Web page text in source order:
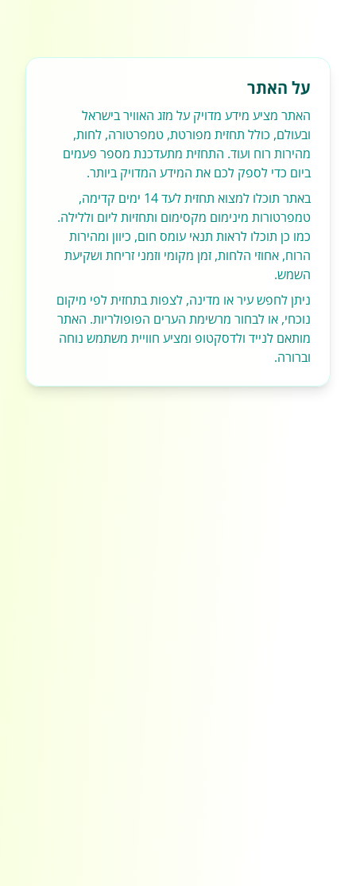
על האתר
האתר מציע מידע מדויק על מזג האוויר בישראל
ובעולם, כולל תחזית מפורטת, טמפרטורה, לחות,
מהירות רוח ועוד. התחזית מתעדכנת מספר פעמים
ביום כדי לספק לכם את המידע המדויק ביותר.
באתר תוכלו למצוא תחזית לעד 14 ימים קדימה,
טמפרטורות מינימום מקסימום ותחזיות ליום וללילה.
כמו כן תוכלו לראות תנאי עומס חום, כיוון ומהירות
הרוח, אחוזי הלחות, זמן מקומי וזמני זריחת ושקיעת
השמש.
ניתן לחפש עיר או מדינה, לצפות בתחזית לפי מיקום
נוכחי, או לבחור מרשימת הערים הפופולריות. האתר
מותאם לנייד ולדסקטופ ומציע חוויית משתמש נוחה
וברורה.